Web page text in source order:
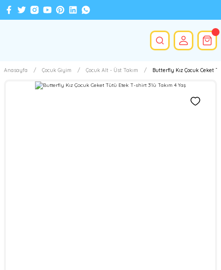
Anasayfa Çocuk Giyim Çocuk Alt - Üst Takım Butterfly Kız Çocuk Ceket